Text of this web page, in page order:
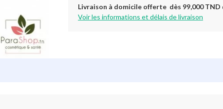
Livraison à domicile offerte dès 99,000
Voir les informations et délais de livraison